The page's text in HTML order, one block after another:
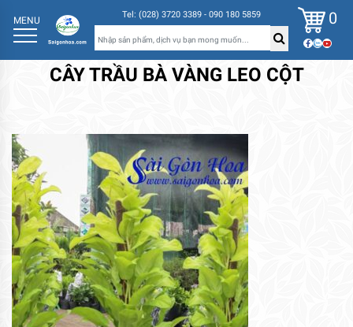
MENU Tel: (028) 3720 3389 - 090 180 5859 0
CÂY TRẦU BÀ VÀNG LEO CỘT